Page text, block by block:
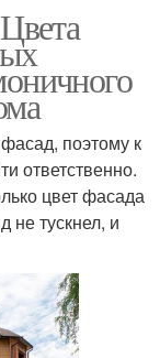
поэтому к
ответственно.
цвет фасада
не тускнел, и